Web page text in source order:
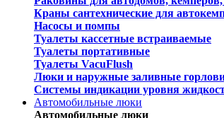
Краны сантехнические для
Насосы и помпы
Туалеты кассетные встраиваемые
Туалеты портативные
Туалеты VacuFlush
Люки и наружные заливные
Системы индикации уровня
Автомобильные люки
Автомобильные люки